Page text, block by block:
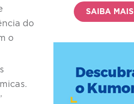
do
o
SAIBA MAIS